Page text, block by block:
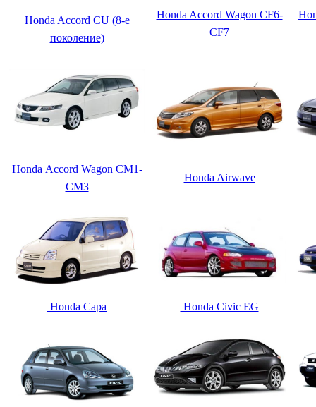
Honda Accord CU (8-е
поколение)
Honda Accord Wagon CF6-
CF7
Honda Accord Wagon CM1-
CM3
Honda Airwave
Honda Capa Honda Civic EG